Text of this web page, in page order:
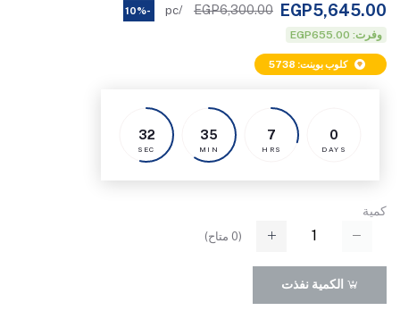
EGP5,645.00
EGP6,300.00
/pc
-10%
وفرت: EGP655.00
كلوب بوينت: 5738
0
DAYS
7
HRS
35
MIN
32
SEC
كمية
(
0 متاح)
الكمية نفذت